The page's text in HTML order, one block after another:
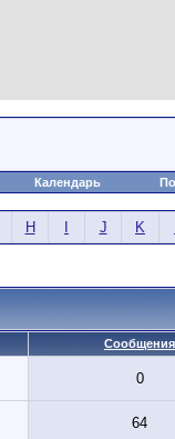
Календарь
H J K
Сообщения
0
64